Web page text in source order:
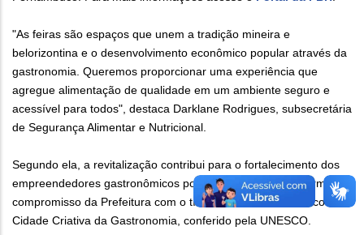
"As feiras são espaços que unem a tradição mineira e
belorizontina e o desenvolvimento econômico popular através da
gastronomia. Queremos proporcionar uma experiência que
agregue alimentação de qualidade em um ambiente seguro e
acessível para todos", destaca Darklane Rodrigues, subsecretária
de Segurança Alimentar e Nutricional.
Segundo ela, a revitalização contribui para o fortalecimento dos
empreendedores gastronômicos populares e locais e reafirma o
compromisso da Prefeitura com o título de Belo Horizonte como
Cidade Criativa da Gastronomia, conferido pela UNESCO.